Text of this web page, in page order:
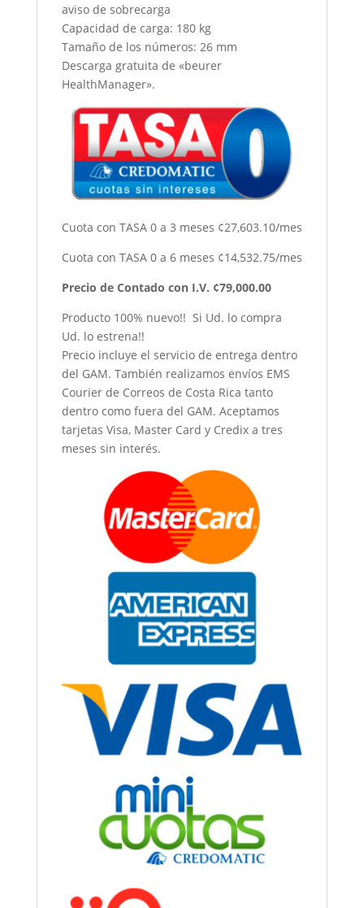
aviso de sobrecarga
Capacidad de carga: 180 kg
Tamaño de los números: 26 mm
Descarga gratuita de «beurer
HealthManager».
Cuota con TASA 0 a 3 meses ¢27,603.10/mes
Cuota con TASA 0 a 6 meses ¢14,532.75/mes
Precio de Contado con I.V. ¢79,000.00
Producto 100% nuevo!! Si Ud. lo compra
Ud. lo estrena!!
Precio incluye el servicio de entrega dentro
del GAM. También realizamos envíos EMS
Courier de Correos de Costa Rica tanto
dentro como fuera del GAM. Aceptamos
tarjetas Visa, Master Card y Credix a tres
meses sin interés.